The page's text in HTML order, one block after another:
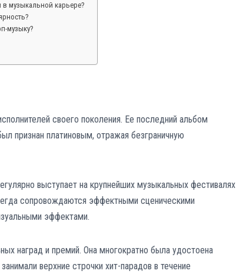
музыкальной карьере?
музыку?
своего поколения. Ее последний альбом
признан платиновым, отражая безграничную
выступает на крупнейших музыкальных фестивалях
сопровождаются эффектными сценическими
эффектами.
наград и премий. Она многократно была удостоена
верхние строчки хит-парадов в течение